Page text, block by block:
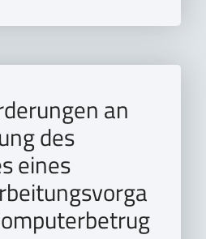
an
des
eines